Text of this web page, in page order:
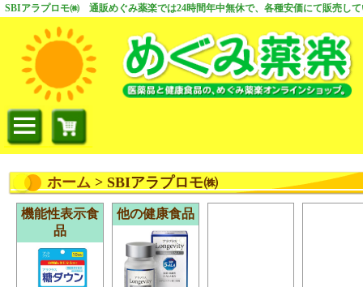
SBIアラプロモ㈱ 通販めぐみ薬楽では24時間年中無休で、各種安価にて販売し
ホーム > SBIアラプロモ㈱
機能性表示食
品
他の健康食品